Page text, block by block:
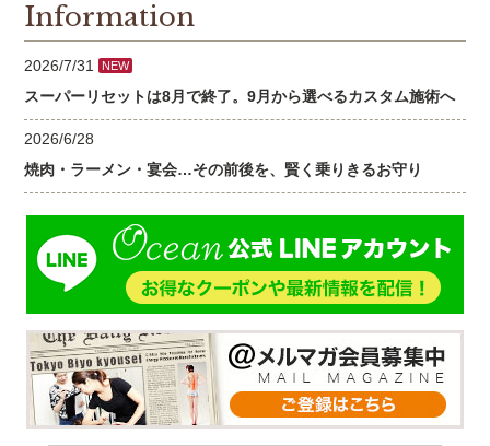
Information
2026/7/31 NEW
スーパーリセットは8月で終了。9月から選べるカスタム施術へ
2026/6/28
焼肉・ラーメン・宴会…その前後を、賢く乗りきるお守り